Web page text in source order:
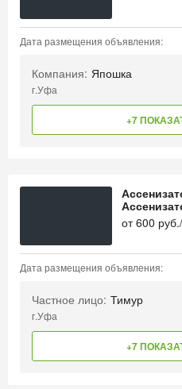
Дата размещения объявления:
Компания: Япошка
г.Уфа
+7
от600
Дата размещения объявления:
Частное лицо: Тимур
г.Уфа
+7